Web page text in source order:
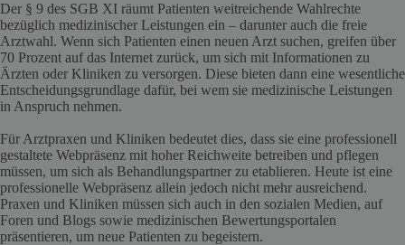
Der § 9 des SGB XI räumt Patienten weitreichende Wahlrechte
bezüglich medizinischer Leistungen ein – darunter auch die freie
Arztwahl. Wenn sich Patienten einen neuen Arzt suchen, greifen über
70 Prozent auf das Internet zurück, um sich mit Informationen zu
Ärzten oder Kliniken zu versorgen. Diese bieten dann eine wesentliche
Entscheidungsgrundlage dafür, bei wem sie medizinische Leistungen
in Anspruch nehmen.
Für Arztpraxen und Kliniken bedeutet dies, dass sie eine professionell
gestaltete Webpräsenz mit hoher Reichweite betreiben und pflegen
müssen, um sich als Behandlungspartner zu etablieren. Heute ist eine
professionelle Webpräsenz allein jedoch nicht mehr ausreichend.
Praxen und Kliniken müssen sich auch in den sozialen Medien, auf
Foren und Blogs sowie medizinischen Bewertungsportalen
präsentieren, um neue Patienten zu begeistern.